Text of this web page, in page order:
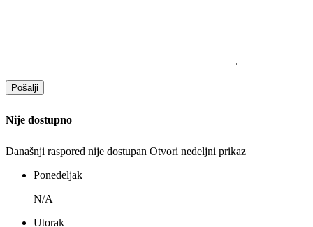
Nije dostupno
Današnji raspored nije dostupan Otvori nedeljni prikaz
Ponedeljak
N/A
Utorak